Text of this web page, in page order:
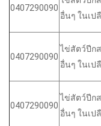
0407290090
อื่นๆ ในเป
0407290090
ไข่สัตว์ปีก
อื่นๆ ในเป
0407290090
ไข่สัตว์ปีก
อื่นๆ ในเป